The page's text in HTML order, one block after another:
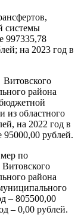
системы
997335,78
на 2023 год в
района
из областного
на 2022 год в
рублей.
по
района
– 805500,00
– 0,00 рублей.